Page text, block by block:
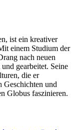
ist ein kreativer
einem Studium der
nach neuen
gearbeitet. Seine
die er
Geschichten und
Globus faszinieren.